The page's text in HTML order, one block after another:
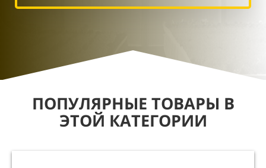
ПОПУЛЯРНЫЕ ТОВАРЫ В
ЭТОЙ КАТЕГОРИИ